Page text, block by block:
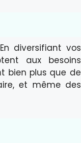
diversifiant vos
aux besoins
bien plus que de
et même des